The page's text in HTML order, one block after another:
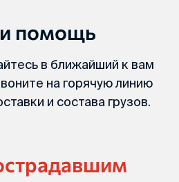
помощь
в ближайший к вам
на горячую линию
и состава грузов.